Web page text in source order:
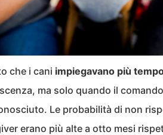
che i cani impiegavano più
ma solo quando il
Le probabilità di non
erano più alte a otto mesi